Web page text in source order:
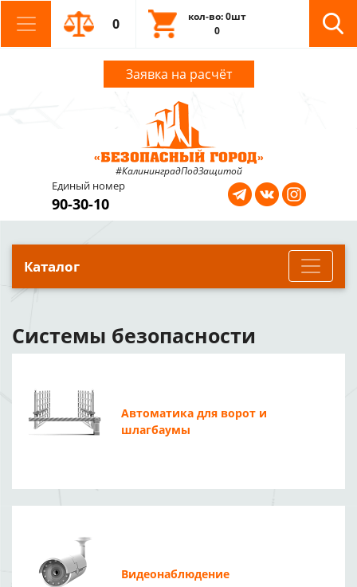
0
кол-во: 0шт
0
Заявка на расчёт
#КалининградПодЗащитой
Единый номер
90-30-10
Каталог
Системы безопасности
Автоматика для ворот и
шлагбаумы
Видеонаблюдение